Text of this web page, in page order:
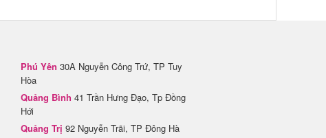
Phú Yên 30A Nguyễn Công Trứ, TP Tuy
Hòa
Quảng Bình 41 Trần Hưng Đạo, Tp Đồng
Hới
Quảng Trị 92 Nguyễn Trãi, TP Đông Hà